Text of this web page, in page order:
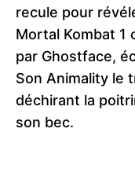
recule pour
Mortal Kombat 1
par Ghostface,
Son Animality le
déchirant la
son bec.